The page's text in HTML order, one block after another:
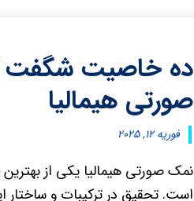
ده خاصیت شگفت
صورتی هیمالیا
فوریه ۱۲, ۲۰۲۵
نمک صورتی هیمالیا یکی از
است. تحقیق در ترکیبات و